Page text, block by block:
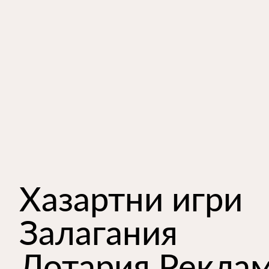
Хазартни игри
Залагания